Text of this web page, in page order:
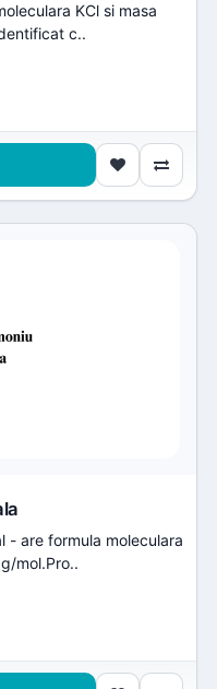
KCl si masa
c..
- are formula moleculara
mol.Pro..